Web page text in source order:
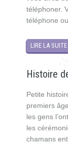
téléphoner.
téléphone
LIRE LA SUITE
Histoire
Petite
premiers
les gens
les
chamans